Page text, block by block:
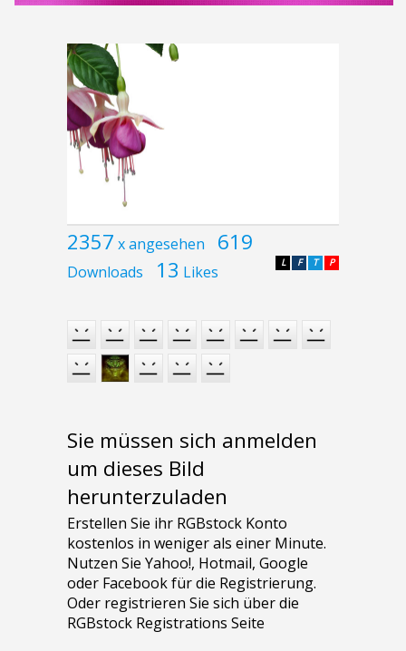
2357 x angesehen 619
Downloads 13 Likes P
T
F
L
Sie müssen sich anmelden
um dieses Bild
herunterzuladen